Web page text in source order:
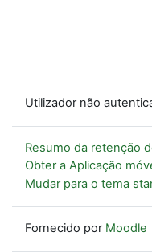
Utilizador não
Resumo da retenção
Obter a Aplicação
Mudar para o tema
Fornecido por Moodle